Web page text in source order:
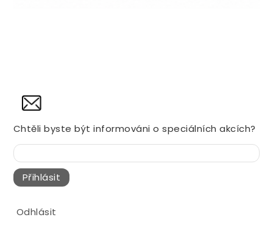
Chtěli byste být informováni o speciálních akcích?
Přihlásit
Odhlásit